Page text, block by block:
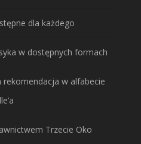
dla każdego
w dostępnych formach
w alfabecie
Trzecie Oko